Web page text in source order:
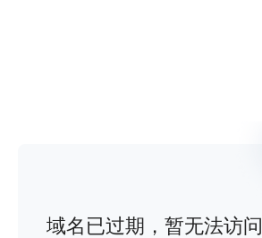
域名已过期，暂无法访问